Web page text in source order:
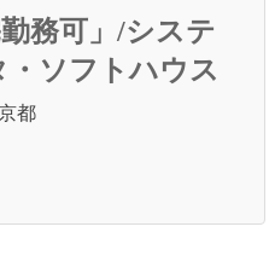
務可」/システ
ソフトハウス
都